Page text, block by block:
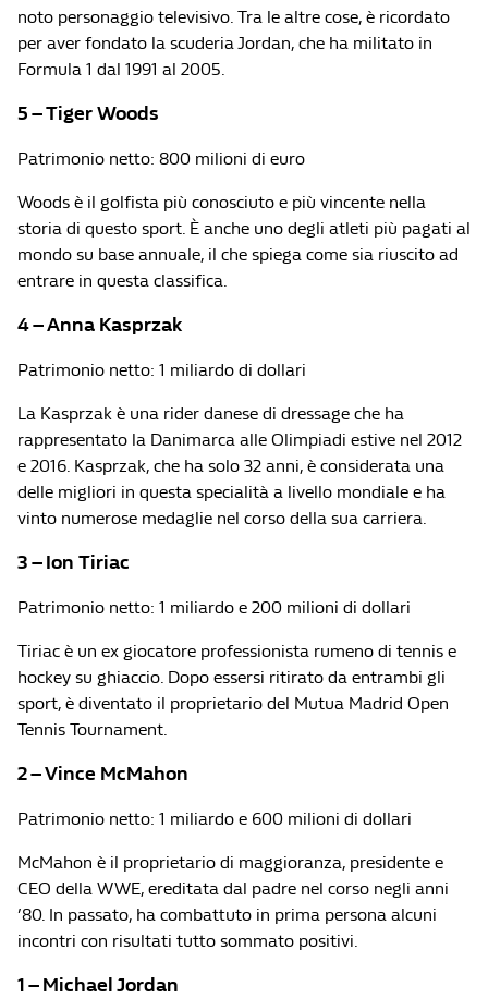
noto personaggio televisivo. Tra le altre cose, è ricordato
per aver fondato la scuderia Jordan, che ha militato in
Formula 1 dal 1991 al 2005.
5 – Tiger Woods
Patrimonio netto: 800 milioni di euro
Woods è il golfista più conosciuto e più vincente nella
storia di questo sport. È anche uno degli atleti più pagati al
mondo su base annuale, il che spiega come sia riuscito ad
entrare in questa classifica.
4 – Anna Kasprzak
Patrimonio netto: 1 miliardo di dollari
La Kasprzak è una rider danese di dressage che ha
rappresentato la Danimarca alle Olimpiadi estive nel 2012
e 2016. Kasprzak, che ha solo 32 anni, è considerata una
delle migliori in questa specialità a livello mondiale e ha
vinto numerose medaglie nel corso della sua carriera.
3 – Ion Tiriac
Patrimonio netto: 1 miliardo e 200 milioni di dollari
Tiriac è un ex giocatore professionista rumeno di tennis e
hockey su ghiaccio. Dopo essersi ritirato da entrambi gli
sport, è diventato il proprietario del Mutua Madrid Open
Tennis Tournament.
2 – Vince McMahon
Patrimonio netto: 1 miliardo e 600 milioni di dollari
McMahon è il proprietario di maggioranza, presidente e
CEO della WWE, ereditata dal padre nel corso negli anni
’80. In passato, ha combattuto in prima persona alcuni
incontri con risultati tutto sommato positivi.
1 – Michael Jordan